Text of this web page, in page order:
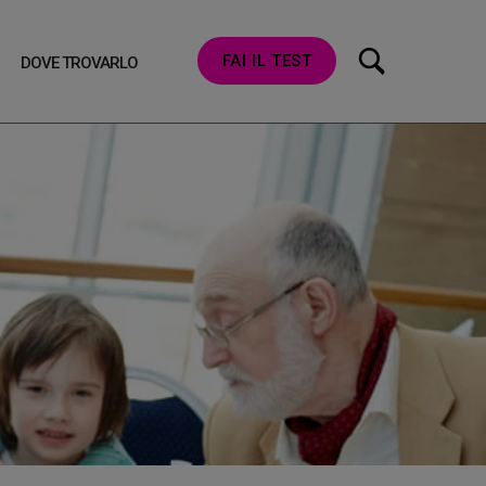
DOVE TROVARLO FAI IL TEST